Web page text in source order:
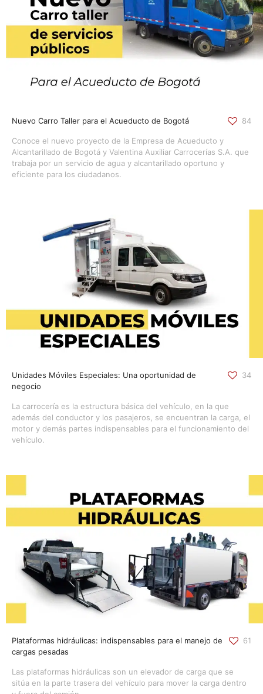
Nuevo Carro Taller para el Acueducto de Bogotá 84
Conoce el nuevo proyecto de la Empresa de Acueducto y
Alcantarillado de Bogotá y Valentina Auxiliar Carrocerías S.A. que
trabaja por un servicio de agua y alcantarillado oportuno y
eficiente para los ciudadanos.
Unidades Móviles Especiales: Una oportunidad de
negocio
34
La carrocería es la estructura básica del vehículo, en la que
además del conductor y los pasajeros, se encuentran la carga, el
motor y demás partes indispensables para el funcionamiento del
vehículo.
Plataformas hidráulicas: indispensables para el manejo de
cargas pesadas
61
Las plataformas hidráulicas son un elevador de carga que se
sitúa en la parte trasera del vehículo para mover la carga dentro